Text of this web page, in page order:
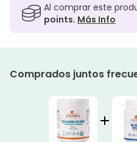
Al comprar este
points. Más Info
Comprados juntos